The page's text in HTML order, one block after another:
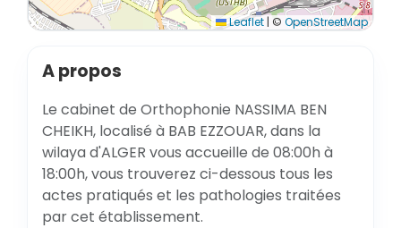
Leaflet | © OpenStreetMap
A propos
Le cabinet de Orthophonie NASSIMA BEN
CHEIKH, localisé à BAB EZZOUAR, dans la
wilaya d'ALGER vous accueille de 08:00h à
18:00h, vous trouverez ci-dessous tous les
actes pratiqués et les pathologies traitées
par cet établissement.